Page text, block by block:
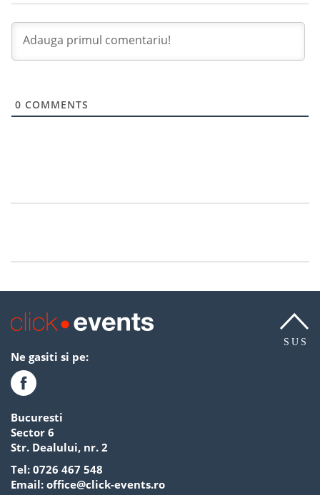
0 COMMENTS
SUS
Ne gasiti si pe:
Bucuresti
Sector 6
Str. Dealului, nr. 2
Tel: 0726 467 548
Email: office@click-events.ro